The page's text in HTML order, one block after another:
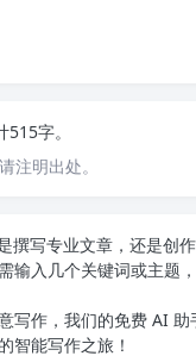
字。
注明出处。
撰写专业文章，还是创
输入几个关键词或主题
写作，我们的免费 AI 助
智能写作之旅！